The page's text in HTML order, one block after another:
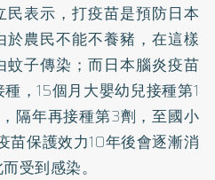
表示，打疫苗是預防日本
農民不能不養豬，在這樣
蚊子傳染；而日本腦炎疫苗
，15個月大嬰幼兒接種第1
隔年再接種第3劑，至國小
苗保護效力10年後會逐漸消
受到感染。